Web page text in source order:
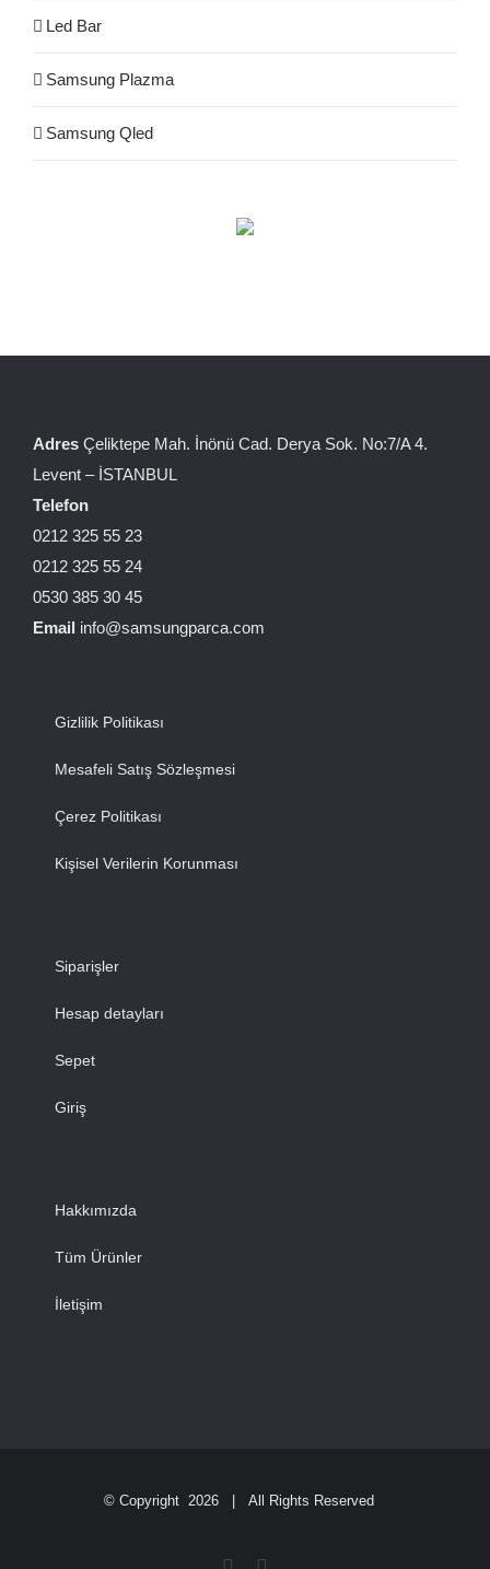
Led Bar
Samsung Plazma
Samsung Qled
Adres Çeliktepe Mah. İnönü Cad. Derya Sok. No:7/A 4.
Levent – İSTANBUL
Telefon
0212 325 55 23
0212 325 55 24
0530 385 30 45
Email info@samsungparca.com
Gizlilik Politikası
Mesafeli Satış Sözleşmesi
Çerez Politikası
Kişisel Verilerin Korunması
Siparişler
Hesap detayları
Sepet
Giriş
Hakkımızda
Tüm Ürünler
İletişim
© Copyright 2026 | All Rights Reserved